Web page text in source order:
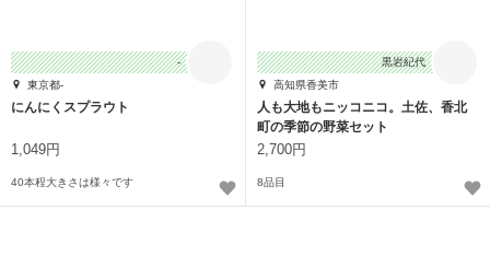
-
東京都-
にんにくスプラウト
1,049円
40本程大きさは様々です
黒岩紀代
高知県香美市
人も大地もニッコニコ。土佐、香北
町の季節の野菜セット
2,700円
8品目